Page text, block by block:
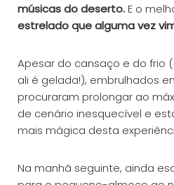
músicas do deserto.E o
estrelado que alguma vez
Apesar do cansaço e do frio
ali é gelada!), embrulhados
procuraram prolongar ao
de cenário inesquecível e
mais mágica desta
Na manhã seguinte, ainda